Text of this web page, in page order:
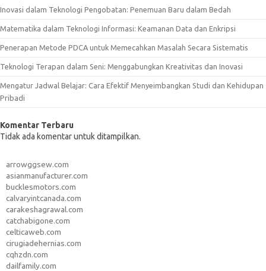
Inovasi dalam Teknologi Pengobatan: Penemuan Baru dalam Bedah
Matematika dalam Teknologi Informasi: Keamanan Data dan Enkripsi
Penerapan Metode PDCA untuk Memecahkan Masalah Secara Sistematis
Teknologi Terapan dalam Seni: Menggabungkan Kreativitas dan Inovasi
Mengatur Jadwal Belajar: Cara Efektif Menyeimbangkan Studi dan Kehidupan
Pribadi
Komentar Terbaru
Tidak ada komentar untuk ditampilkan.
arrowggsew.com
asianmanufacturer.com
bucklesmotors.com
calvaryintcanada.com
carakeshagrawal.com
catchabigone.com
celticaweb.com
cirugiadehernias.com
cqhzdn.com
dailfamily.com